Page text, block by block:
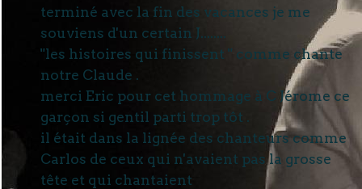
terminé avec la fin des vacances je me
souviens d'un certain J........
"les histoires qui finissent " comme chante
notre Claude .
merci Eric pour cet hommage à C Jérome ce
garçon si gentil parti trop tôt .
il était dans la lignée des chanteurs comme
Carlos de ceux qui n'avaient pas la grosse
tête et qui chantaient